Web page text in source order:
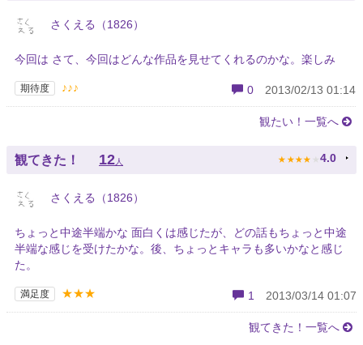
さくえる（1826）
今回は さて、今回はどんな作品を見せてくれるのかな。楽しみ
期待度 ♪♪♪ 0 2013/02/13 01:14
観たい！一覧へ
観てきた！ 12 人 ★ ★ ★ ★ ★ 4.0
さくえる（1826）
ちょっと中途半端かな 面白くは感じたが、どの話もちょっと中途
半端な感じを受けたかな。後、ちょっとキャラも多いかなと感じ
た。
満足度 ★★★ 1 2013/03/14 01:07
観てきた！一覧へ